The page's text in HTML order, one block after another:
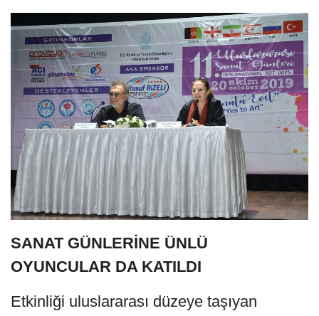
SANAT GÜNLERİNE ÜNLÜ
OYUNCULAR DA KATILDI
Etkinliği uluslararası düzeye taşıyan